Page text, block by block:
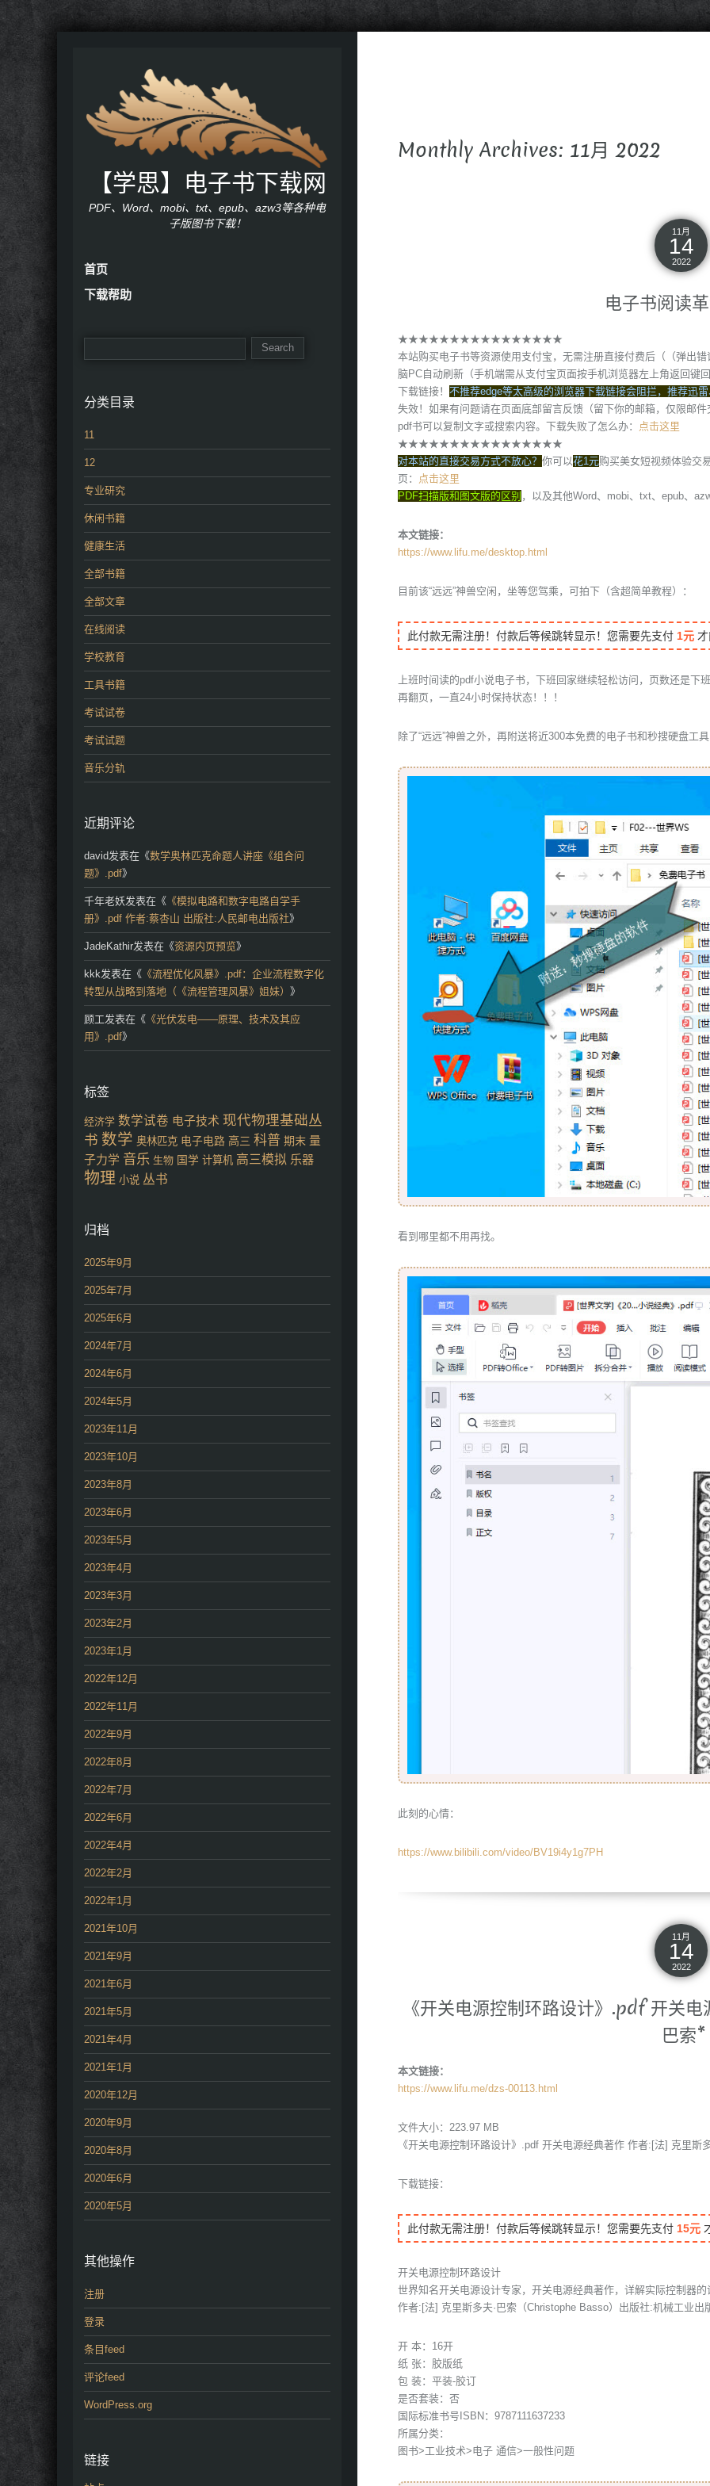
Monthly Archives: 11月 2022
11月
14
2022
电子书阅读
★★★★★★★★★★★★★★★★
本站购买电子书等资源使用支付宝，无需注册直接付费后（（弹出
脑PC自动刷新（手机端需从支付宝页面按手机浏览器左上角返回键
下载链接！不推荐edge等太高级的浏览器下载链接会阻拦，推荐迅
失效！如果有问题请在页面底部留言反馈（留下你的邮箱，仅限邮
pdf书可以复制文字或搜索内容。下载失败了怎么办：
点击这里
★★★★★★★★★★★★★★★★
对本站的直接交易方式不放心？你可以花1元购买美女短视频体验交
页：
点击这里
PDF扫描版和图文版的区别 ，以及其他Word、mobi、txt、epub、
本文链接：
https://www.lifu.me/desktop.html
目前该“远远”神兽空闲，坐等您驾乘，可拍下（含超简单教程）：
此付款无需注册！付款后等候跳转显示！您需要先支付 1元
上班时间读的pdf小说电子书，下班回家继续轻松访问，页数还是
再翻页，一直24小时保持状态！！！
除了“远远”神兽之外，再附送将近300本免费的电子书和秒搜硬盘工
看到哪里都不用再找。
此刻的心情：
https://www.bilibili.com/video/BV19i4y1g7PH
11月
14
2022
《开关电源控制环路设计》.pdf 开关
巴索*
本文链接：
https://www.lifu.me/dzs-00113.html
文件大小：223.97 MB
《开关电源控制环路设计》.pdf 开关电源经典著作 作者:[法] 克里斯
下载链接：
此付款无需注册！付款后等候跳转显示！您需要先支付 15元
开关电源控制环路设计
世界知名开关电源设计专家，开关电源经典著作，详解实际控制器的
作者:[法] 克里斯多夫·巴索（Christophe Basso）出版社:机械工业出
开 本：16开
纸 张：胶版纸
包 装：平装-胶订
是否套装：否
国际标准书号ISBN：9787111637233
所属分类：
图书>工业技术>电子 通信>一般性问题
【学思】电子书下载网
PDF、Word、mobi、txt、epub、azw3等各种电
子版图书下载！
首页
下载帮助
分类目录
11
12
专业研究
休闲书籍
健康生活
全部书籍
全部文章
在线阅读
学校教育
工具书籍
考试试卷
考试试题
音乐分轨
近期评论
david发表在《数学奥林匹克命题人讲座《组合问
题》.pdf》
千年老妖发表在《 《模拟电路和数字电路自学手
册》.pdf 作者:蔡杏山 出版社:人民邮电出版社》
JadeKathir发表在《资源内页预览》
kkk发表在《 《流程优化风暴》.pdf：企业流程数字化
转型从战略到落地（《流程管理风暴》姐妹） 》
顾工发表在《 《光伏发电——原理、技术及其应
用》.pdf》
标签
经济学 数学试卷 电子技术 现代物理基础丛
书 数学 奥林匹克 电子电路 高三 科普 期末 量
子力学 音乐 生物 国学 计算机 高三模拟 乐器
物理 小说 丛书
归档
2025年9月
2025年7月
2025年6月
2024年7月
2024年6月
2024年5月
2023年11月
2023年10月
2023年8月
2023年6月
2023年5月
2023年4月
2023年3月
2023年2月
2023年1月
2022年12月
2022年11月
2022年9月
2022年8月
2022年7月
2022年6月
2022年4月
2022年2月
2022年1月
2021年10月
2021年9月
2021年6月
2021年5月
2021年4月
2021年1月
2020年12月
2020年9月
2020年8月
2020年6月
2020年5月
其他操作
注册
登录
条目feed
评论feed
WordPress.org
链接